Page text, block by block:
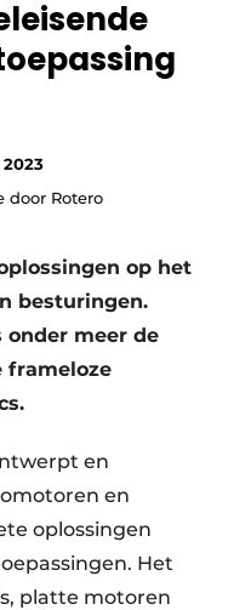
door Rotero
op het
besturingen.
meer de
frameloze
en
en
oplossingen
Het
platte motoren